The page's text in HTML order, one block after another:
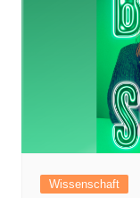
Wissenschaft